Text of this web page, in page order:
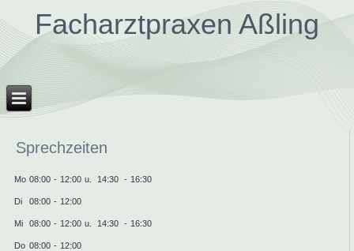
Facharztpraxen Aßling
Sprechzeiten
Mo 08:00 - 12:00 u. 14:30 - 16:30
Di 08:00 - 12:00
Mi 08:00 - 12:00 u. 14:30 - 16:30
Do 08:00 - 12:00